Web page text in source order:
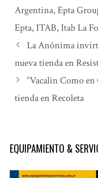
Argentina,Epta
Epta, ITAB, Itab La
La Anónima
nueva tienda en
“Vacalin Como en
tienda en Recoleta
EQUIPAMIENTO &